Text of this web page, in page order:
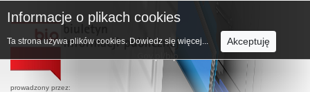
prowadzony przez:
Informacje o plikach cookies
Ta strona używa plików cookies. Dowiedz się więcej... Akceptuję